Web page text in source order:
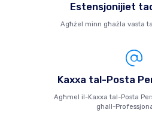
Estensjonijiet
Agħżel minn għażla vasta
Kaxxa tal-Posta
Agħmel il-Kaxxa tal-Posta
għall-